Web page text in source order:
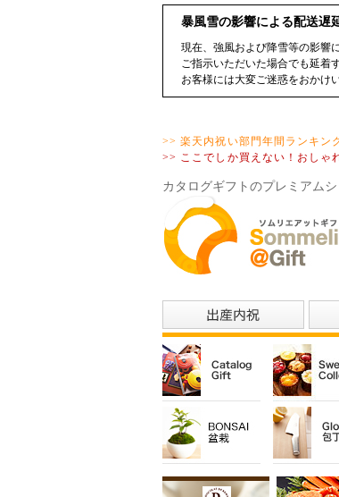
暴風雪の影響による配送遅
現在、強風および降雪等の影響
ご指示いただいた場合でも延着
お客様には大変ご迷惑をおかけ
>> 楽天内祝い部門年間ランキン
>> ここでしか買えない！おしゃ
カタログギフトのプレミアム